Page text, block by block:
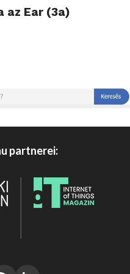
az Ear (3a)
partnerei: